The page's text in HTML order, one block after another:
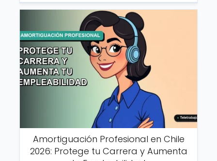
Amortiguación Profesional en Chile
2026: Protege tu Carrera y Aumenta